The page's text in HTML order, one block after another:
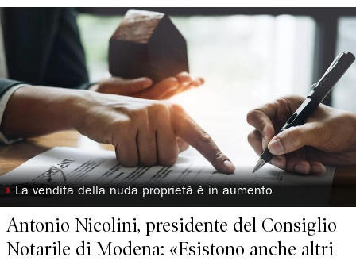
◗ La vendita della nuda proprietà è in aumento
Antonio Nicolini, presidente del Consiglio
Notarile di Modena: «Esistono anche altri